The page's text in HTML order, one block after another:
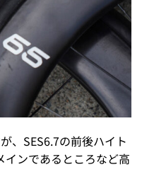
、SES6.7の前後ハイト
ンであるところなど高